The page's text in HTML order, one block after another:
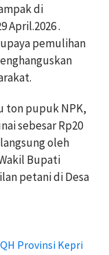
di
April.2026 .
pemulihan
ton pupuk NPK,
sebesar Rp20
oleh
Bupati
petani di Desa
Provinsi Kepri